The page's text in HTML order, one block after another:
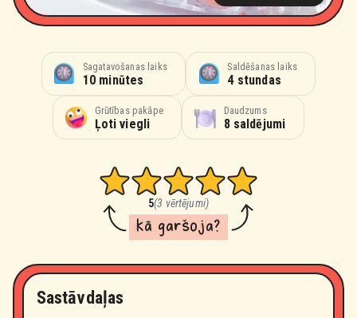
Sagatavošanas laiks
10 minūtes
Saldēšanas laiks
4 stundas
Grūtības pakāpe
Ļoti viegli
Daudzums
8 saldējumi
5(3 vērtējumi)
kā garšoja?
Sastāvdaļas